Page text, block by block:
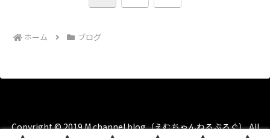
ホーム ブログ
Copyright © 2019 M channel blog（えむちゃんねるぶろぐ） All